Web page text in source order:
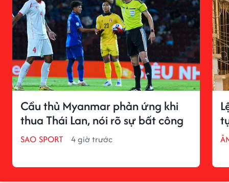
Cầu thủ Myanmar phản ứng khi
thua Thái Lan, nói rõ sự bất công
SAO SPORT 4 giờ trước